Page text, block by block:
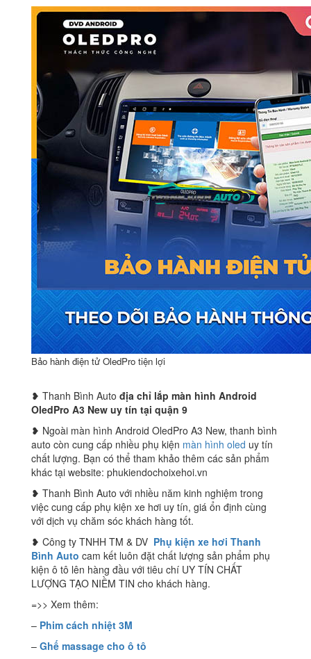
Bảo hành điện tử OledPro tiện lợi
❥ Thanh Bình Auto địa chỉ lắp màn hình Android
OledPro A3 New uy tín tại quận 9
❥ Ngoài màn hình Android OledPro A3 New, thanh bình
auto còn cung cấp nhiều phụ kiện màn hình oled uy tín
chất lượng. Bạn có thể tham khảo thêm các sản phẩm
khác tại website: phukiendochoixehoi.vn
❥ Thanh Bình Auto với nhiều năm kinh nghiệm trong
việc cung cấp phụ kiện xe hơi uy tín, giá ổn định cùng
với dịch vụ chăm sóc khách hàng tốt.
❥ Công ty TNHH TM & DV Phụ kiện xe hơi Thanh
Bình Auto cam kết luôn đặt chất lượng sản phẩm phụ
kiện ô tô lên hàng đầu với tiêu chí UY TÍN CHẤT
LƯỢNG TẠO NIỀM TIN cho khách hàng.
=>> Xem thêm:
– Phim cách nhiệt 3M
– Ghế massage cho ô tô